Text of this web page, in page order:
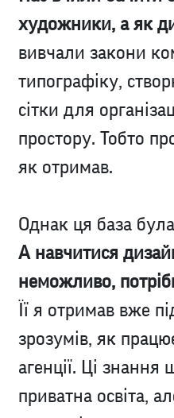
художники, а як
вивчали закони
типографіку,
сітки для
простору. Тобто
як отримав.
Однак ця база
А навчитися
неможливо,
Її я отримав вже
зрозумів, як
агенції. Ці
приватна освіта,